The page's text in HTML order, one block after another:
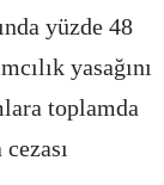
yüzde 48
yasağını
toplamda